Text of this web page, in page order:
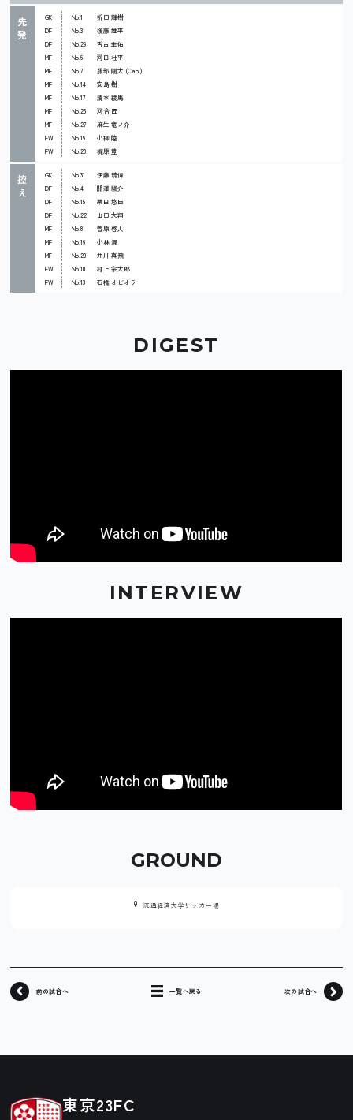
先
発
GK No.1
折口 輝樹
DF
No.3
後藤 雄平
DF
No.29
舌古 圭佑
MF
No.6
河田 壮平
MF
No.7
服部 剛大 (Cap.)
MF
No.14
安島 樹
MF
No.17
清水 綾馬
MF
No.25
河合 匠
MF
No.27
麻生 竜ノ介
FW
No.19
小柳 陸
FW
No.28 梶原 豊
控
え
GK No.31
伊藤 琉偉
DF
No.4
關澤 駿介
DF
No.15
栗田 悠巨
DF
No.22
山口 大翔
MF
No.8
菅原 啓人
MF
No.16
小林 颯
MF
No.20
井川 真飛
FW
No.10
村上 宗太郎
FW
No.13 石橋 オビオラ
DIGEST
INTERVIEW
GROUND
流通経済大学サッカー場
前の試合へ 一覧へ戻る 次の試合へ
東京23FC